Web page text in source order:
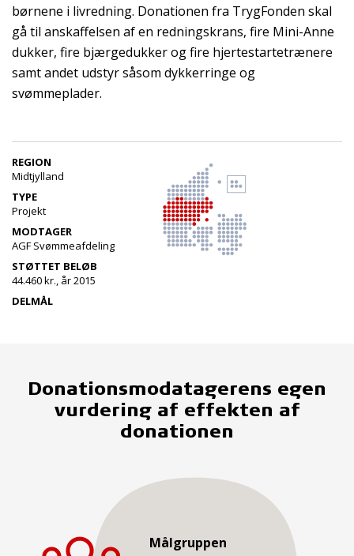
børnene i livredning. Donationen fra TrygFonden skal
gå til anskaffelsen af en redningskrans, fire Mini-Anne
dukker, fire bjærgedukker og fire hjertestartetrænere
samt andet udstyr såsom dykkerringe og
svømmeplader.
REGION
Midtjylland
TYPE
Projekt
MODTAGER
AGF Svømmeafdeling
STØTTET BELØB
44.460 kr., år 2015
DELMÅL
Donationsmodatagerens egen
vurdering af effekten af
donationen
Målgruppen